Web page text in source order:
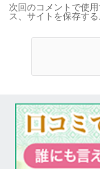
次回のコメントで使
ス、サイトを保存する